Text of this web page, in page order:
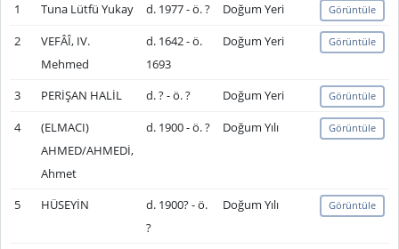
1
Tuna Lütfü Yukay d. 1977 - ö. ? Doğum Yeri Görüntüle
2
VEFÂÎ, IV.
Mehmed
d. 1642 - ö.
1693
Doğum Yeri Görüntüle
3 PERİŞAN HALİL d. ? - ö. ? Doğum Yeri Görüntüle
4
(ELMACI)
AHMED/AHMEDİ,
Ahmet
d. 1900 - ö. ? Doğum Yılı Görüntüle
5 HÜSEYİN
d. 1900? - ö.
?
Doğum Yılı Görüntüle